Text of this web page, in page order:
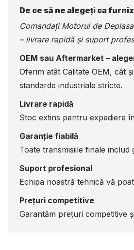
De ce să ne alegeți ca
Comandați Motorul de
– livrare rapidă și suport
OEM sau Aftermarket –
Oferim atât Calitate OEM, cât
standarde industriale stricte.
Livrare rapidă
Stoc extins pentru expediere
Garanție fiabilă
Toate transmisiile finale
Suport profesional
Echipa noastră tehnică vă
Prețuri competitive
Garantăm prețuri competitive